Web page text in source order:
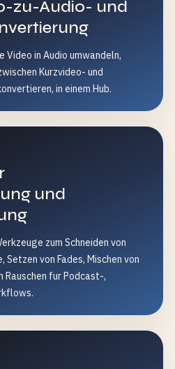
zu-Audio- und
Video in Audio umwandeln,
Kurzvideo- und
in einem Hub.
und
zum Schneiden von
von Fades, Mischen von
Rauschen fur Podcast-,